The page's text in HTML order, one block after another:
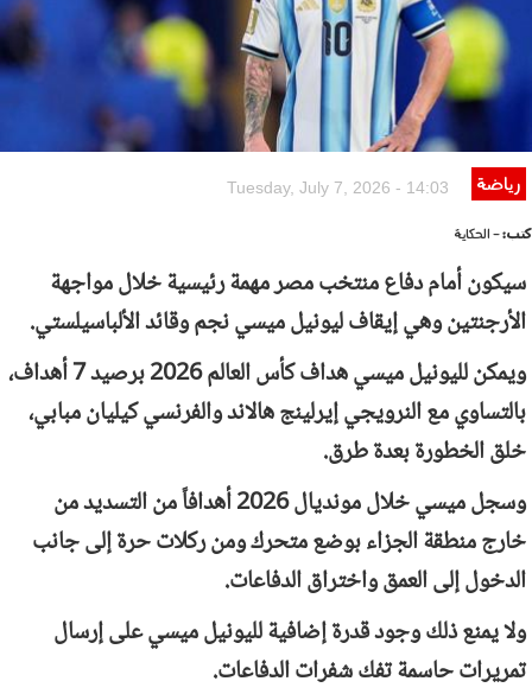
رياضة Tuesday, July 7, 2026 - 14:03
كتب:- الحكاية
سيكون أمام دفاع منتخب مصر مهمة رئيسية خلال مواجهة
الأرجنتين وهي إيقاف ليونيل ميسي نجم وقائد الألباسيلستي.
ويمكن لليونيل ميسي هداف كأس العالم 2026 برصيد 7 أهداف،
بالتساوي مع النرويجي إيرلينج هالاند والفرنسي كيليان مبابي،
خلق الخطورة بعدة طرق.
وسجل ميسي خلال مونديال 2026 أهدافاً من التسديد من
خارج منطقة الجزاء بوضع متحرك ومن ركلات حرة إلى جانب
الدخول إلى العمق واختراق الدفاعات.
ولا يمنع ذلك وجود قدرة إضافية لليونيل ميسي على إرسال
تمريرات حاسمة تفك شفرات الدفاعات.